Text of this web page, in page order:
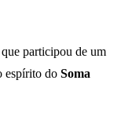
participou de um
espírito do Soma